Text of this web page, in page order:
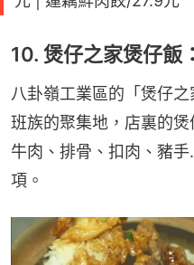
10. 煲仔之家煲仔飯
八卦嶺工業區的「煲仔
班族的聚集地，店裏的
牛肉、排骨、扣肉、豬
項。